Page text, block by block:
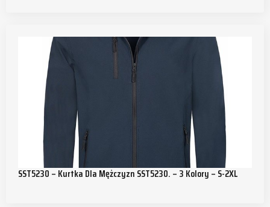
SST5230 – Kurtka Dla Mężczyzn SST5230. – 3 Kolory – S-2XL